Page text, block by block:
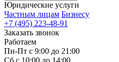
Юридические услуги
Частным лицам Бизнесу
+7 (495) 223-48-91
Заказать звонок
Работаем
Пн-Пт с 9:00 до 21:00
Сб с 10:00 до 14:00